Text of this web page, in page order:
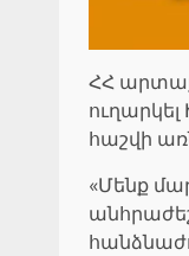
ՀՀ
հաշվի
«Մենք